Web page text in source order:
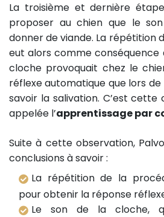
La troisième et dernière
proposer au chien que le
donner de viande. La répétition
eut alors comme conséquence
cloche provoquait chez le
réflexe automatique que lors
savoir la salivation. C’est cette
appelée l’apprentissage par
Suite à cette observation,
conclusions à savoir :
La répétition de la
pour obtenir la réponse
Le son de la cloche,